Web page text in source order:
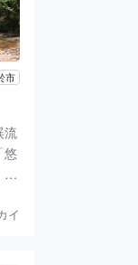
市
流
悠
イ